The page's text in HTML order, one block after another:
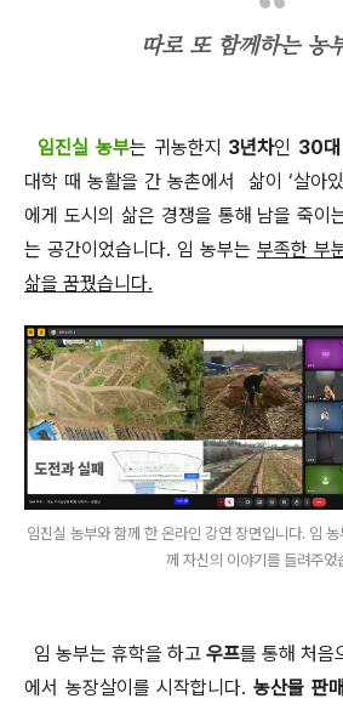
따로 또 함께하는 농
임진실 농부는 귀농한지 3년차인 30
대학 때 농활을 간 농촌에서 삶이 ‘살아
에게 도시의 삶은 경쟁을 통해 남을 죽이
는 공간이었습니다. 임 농부는 부족한 부
삶을 꿈꿨습니다.
임진실 농부와 함께 한 온라인 강연 장면입니다. 임
께 자신의 이야기를 들려주었
임 농부는 휴학을 하고 우프를 통해 처음
에서 농장살이를 시작합니다.농산물 판